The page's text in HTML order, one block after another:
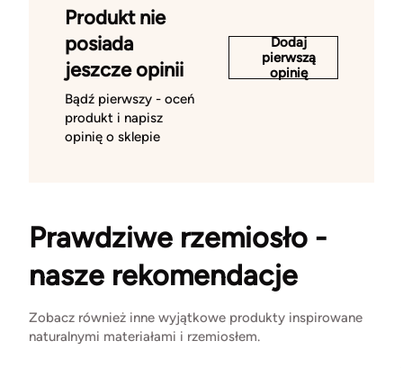
Produkt nie
posiada
jeszcze opinii
Bądź pierwszy - oceń
produkt i napisz
opinię o sklepie
Dodaj
pierwszą
opinię
Prawdziwe rzemiosło -
nasze rekomendacje
Zobacz również inne wyjątkowe produkty inspirowane
naturalnymi materiałami i rzemiosłem.